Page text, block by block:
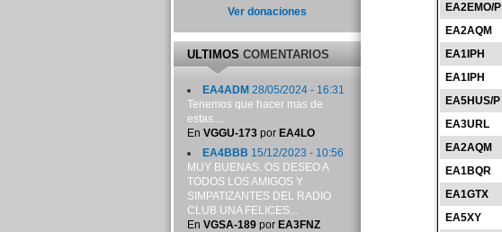
EA2EMO/P
EA2AQM
EA1IPH
EA1IPH
EA5HUS/P
EA3URL
EA2AQM
EA1BQR
EA1GTX
EA5XY
Ver donaciones
ULTIMOSCOMENTARIOS
EA4ADM 28/05/2024 - 16:31
Tenemos que hacer mas de
estas....
En VGGU-173por EA4LO
EA4BBB 15/12/2023 - 10:56
MUY BUENAS. OS DESEO A
TODOS LOS AMIGOS Y
SIMPATIZANTES DEL RADIO
CLUB UNA FELICES...
En VGSA-189por EA3FNZ